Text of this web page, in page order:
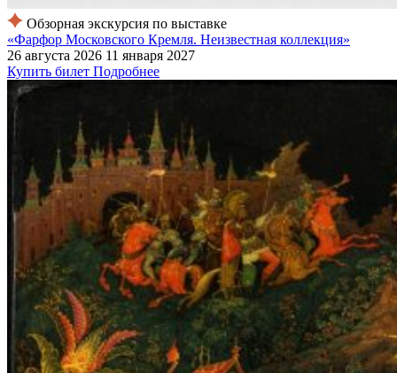
Обзорная экскурсия по выставке
«Фарфор Московского Кремля. Неизвестная коллекция»
26 августа 2026 11 января 2027
Купить билет Подробнее